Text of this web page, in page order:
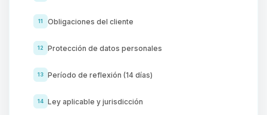
11 Obligaciones del cliente
12 Protección de datos personales
13 Período de reflexión (14 días)
14 Ley aplicable y jurisdicción